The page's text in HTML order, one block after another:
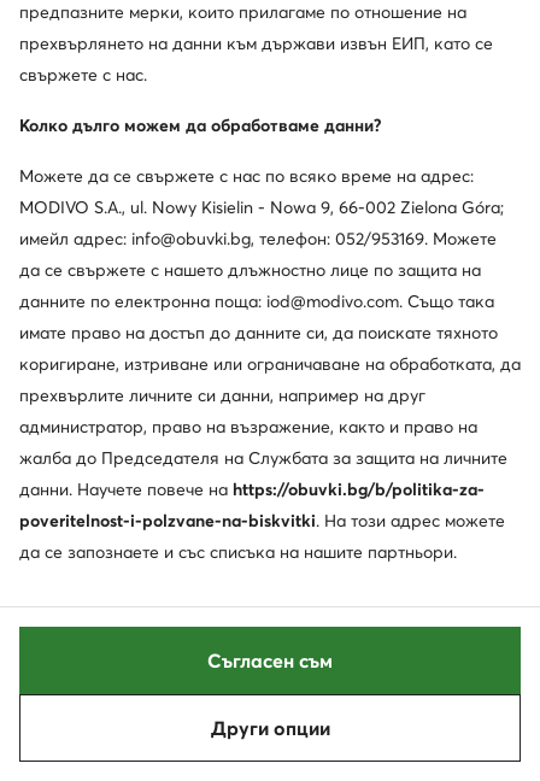
Промоция
New Balance
Актуална цена
38,99€
Редовна цена
Най-ниска цена42,99 €-9%
още 15% Код: SUMMER
New Balance
Сникърси · Черен
64,99€
предпазните мерки, които прилагаме по отношение на
прехвърлянето на данни към държави извън ЕИП, като се
свържете с нас.
Колко дълго можем да обработваме данни?
Можете да се свържете с нас по всяко време на адрес:
MODIVO S.A., ul. Nowy Kisielin - Nowa 9, 66-002 Zielona Góra;
имейл адрес: info@obuvki.bg, телефон: 052/953169. Можете
да се свържете с нашето длъжностно лице по защита на
данните по електронна поща: iod@modivo.com. Също така
имате право на достъп до данните си, да поискате тяхното
коригиране, изтриване или ограничаване на обработката, да
прехвърлите личните си данни, например на друг
администратор, право на възражение, както и право на
жалба до Председателя на Службата за защита на личните
данни. Научете повече на https://obuvki.bg/b/politika-za-
poveritelnost-i-polzvane-na-biskvitki. На този адрес можете
да се запознаете и със списъка на нашите партньори.
Други опции
Съгласен съм